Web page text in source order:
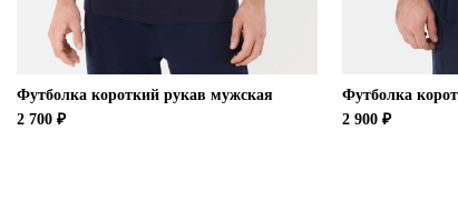
Футболка короткий рукав мужская
2 700 ₽
Футболка
2 900 ₽